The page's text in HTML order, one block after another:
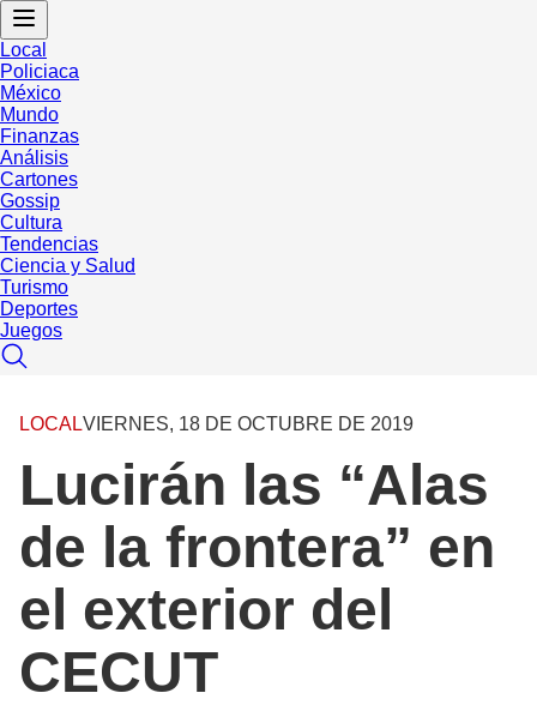
Local
Policiaca
México
Mundo
Finanzas
Análisis
Cartones
Gossip
Cultura
Tendencias
Ciencia y Salud
Turismo
Deportes
Juegos
LOCALVIERNES, 18 DE OCTUBRE DE 2019
Lucirán las “Alas
de la frontera” en
el exterior del
CECUT